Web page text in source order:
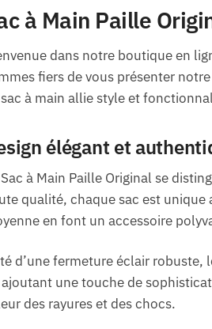
à Main Paille
dans notre boutique en
fiers de vous présenter
à main allie style et
élégant et
à Main Paille Original se
qualité, chaque sac est unique
en font un accessoire
d’une fermeture éclair robuste,
une touche de
des rayures et des chocs.